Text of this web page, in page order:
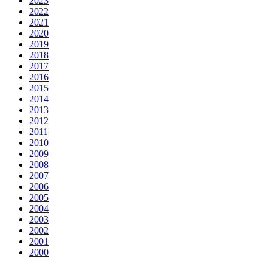
2022
2021
2020
2019
2018
2017
2016
2015
2014
2013
2012
2011
2010
2009
2008
2007
2006
2005
2004
2003
2002
2001
2000